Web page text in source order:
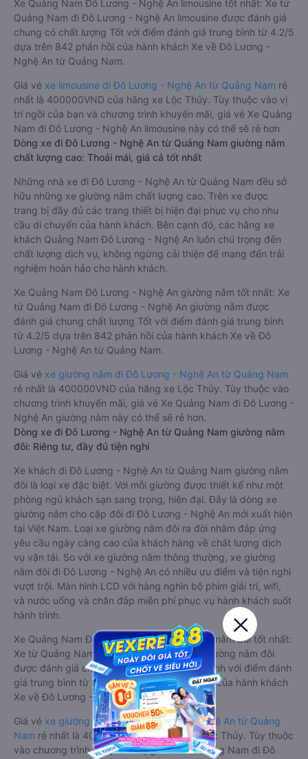
Xe Quảng Nam Đô Lương - Nghệ An limousine tốt nhất: Xe từ
Quảng Nam đi Đô Lương - Nghệ An limousine được đánh giá
chung có chất lượng Tốt với điểm đánh giá trung bình từ 4.2/5
dựa trên 842 phản hồi của hành khách Xe về Đô Lương -
Nghệ An từ Quảng Nam.
Giá vé xe limousine đi Đô Lương - Nghệ An từ Quảng Nam rẻ
nhất là 400000VND của hãng xe Lộc Thủy. Tùy thuộc vào vị
trí ngồi của bạn và chương trình khuyến mãi, giá vé Xe Quảng
Nam đi Đô Lương - Nghệ An limousine này có thể sẽ rẻ hơn
Dòng xe đi Đô Lương - Nghệ An từ Quảng Nam giường nằm
chất lượng cao: Thoải mái, giá cả tốt nhất
Những nhà xe đi Đô Lương - Nghệ An từ Quảng Nam đều sở
hữu những xe giường nằm chất lượng cao. Trên xe được
trang bị đầy đủ các trang thiết bị hiện đại phục vụ cho nhu
cầu di chuyển của hành khách. Bên cạnh đó, các hãng xe
khách Quảng Nam Đô Lương - Nghệ An luôn chú trọng đến
chất lượng dịch vụ, không ngừng cải thiện để mang đến trải
nghiệm hoàn hảo cho hành khách.
Xe Quảng Nam Đô Lương - Nghệ An giường nằm tốt nhất: Xe
từ Quảng Nam đi Đô Lương - Nghệ An giường nằm được
đánh giá chung chất lượng Tốt với điểm đánh giá trung bình
từ 4.2/5 dựa trên 842 phản hồi của hành khách Xe về Đô
Lương - Nghệ An từ Quảng Nam.
Giá vé xe giường nằm đi Đô Lương - Nghệ An từ Quảng Nam
rẻ nhất là 400000VND của hãng xe Lộc Thủy. Tùy thuộc vào
chương trình khuyến mãi, giá vé Xe Quảng Nam đi Đô Lương -
Nghệ An giường nằm này có thể sẽ rẻ hơn.
Dòng xe đi Đô Lương - Nghệ An từ Quảng Nam giường nằm
đôi: Riêng tư, đầy đủ tiện nghi
Xe khách đi Đô Lương - Nghệ An từ Quảng Nam giường nằm
đôi là loại xe đặc biệt. Với mỗi giường được thiết kế như một
phòng ngủ khách sạn sang trọng, hiện đại. Đây là dòng xe
giường nằm cho cặp đôi đi Đô Lương - Nghệ An mới xuất hiện
tại Việt Nam. Loại xe giường nằm đôi ra đời nhằm đáp ứng
yêu cầu ngày càng cao của khách hàng về chất lượng dịch
vụ vận tải. So với xe giường nằm thông thường, xe giường
nằm đôi đi Đô Lương - Nghệ An có nhiều ưu điểm và tiện nghi
vượt trội. Màn hình LCD với hàng nghìn bộ phim giải trí, wifi,
và nước uống và chăn đắp miễn phí phục vụ hành khách suốt
hành trình.
Xe Quảng Nam Đô Lương - Nghệ An giường nằm đôi tốt nhất:
Xe từ Quảng Nam đi Đô Lương - Nghệ An giường nằm đôi
được đánh giá chung có chất lượng Trung bình với điểm đánh
giá trung bình từ 3.5/5 dựa trên 30 phản hồi của hành khách
Xe về Đô Lương - Nghệ An từ Quảng Nam.
Giá vé xe giường nằm đôi đi Đô Lương - Nghệ An từ Quảng
Nam rẻ nhất là 400000VND của hãng xe Lộc Thủy. Tùy thuộc
vào chương trình khuyến mãi, giá vé Xe Quảng Nam đi Đô